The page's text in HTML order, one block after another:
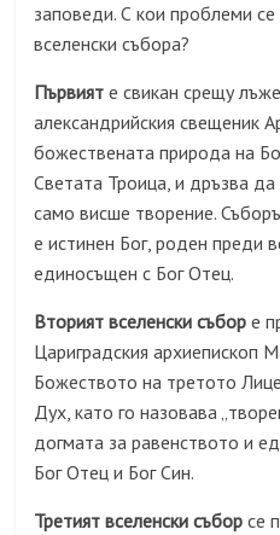
заповеди. С кои проблеми
вселенски събора?
Първият е свикан срещу
александрийския свещеник
божествената природа на
Светата Троица, и дръзва
само висше творение.
е истинен Бог, роден преди
единосъщен с Бог Отец.
Вторият вселенски събор е
Цариградския архиепископ
Божеството на третото
Дух, като го назовава
догмата за равенството и
Бог Отец и Бог Син.
Третият вселенски събор се